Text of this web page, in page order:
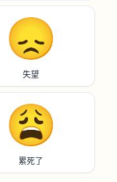
😞
失望
😩
累死了